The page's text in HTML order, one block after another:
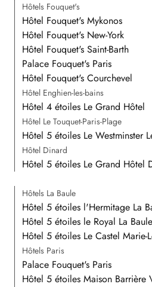
Hôtels Fouquet's
Hôtel Fouquet's Mykonos
Hôtel Fouquet's New-York
Hôtel Fouquet's Saint-Barth
Palace Fouquet's Paris
Hôtel Fouquet's Courchevel
Hôtel Enghien-les-bains
Hôtel 4 étoiles Le Grand Hôtel
Hôtel Le Touquet-Paris-Plage
Hôtel 5 étoiles Le Westminster
Hôtel Dinard
Hôtel 5 étoiles Le Grand Hôtel
Hôtels La Baule
Hôtel 5 étoiles l'Hermitage La
Hôtel 5 étoiles le Royal La Baule
Hôtel 5 étoiles Le Castel Marie-
Hôtels Paris
Palace Fouquet's Paris
Hôtel 5 étoiles Maison Barrière